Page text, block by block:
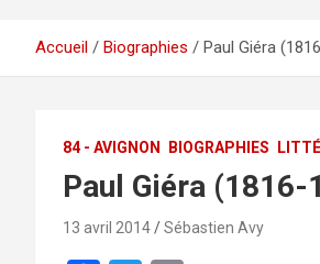
Accueil Biographies Paul Giéra
84 - AVIGNON BIOGRAPHIES
Paul Giéra
13 avril 2014 Sébastien Avy